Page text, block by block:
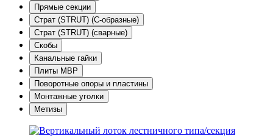
Прямые секции
Страт (STRUT) (С-образные)
Страт (STRUT) (сварные)
Скобы
Канальные гайки
Плиты МВР
Поворотные опоры и пластины
Монтажные уголки
Метизы